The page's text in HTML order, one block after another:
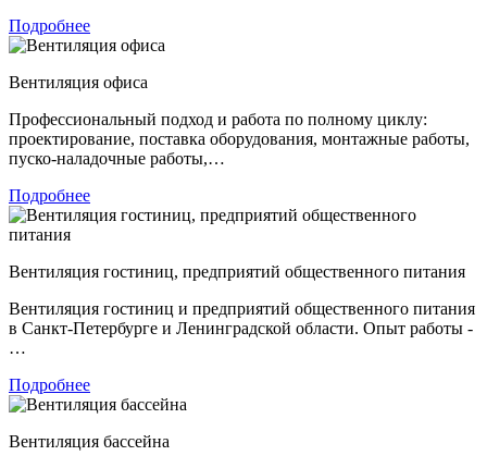
Подробнее
Вентиляция офиса
Профессиональный подход и работа по полному циклу:
проектирование, поставка оборудования, монтажные работы,
пуско-наладочные работы,…
Подробнее
Вентиляция гостиниц, предприятий общественного питания
Вентиляция гостиниц и предприятий общественного питания
в Санкт-Петербурге и Ленинградской области. Опыт работы -
…
Подробнее
Вентиляция бассейна